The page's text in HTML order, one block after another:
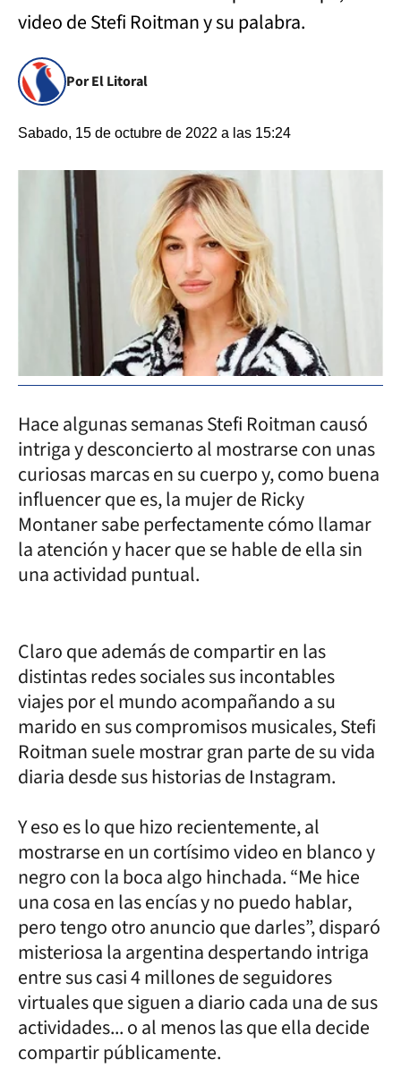
video de Stefi Roitman y su palabra.
Por El Litoral
Sabado, 15 de octubre de 2022 a las 15:24
Hace algunas semanas Stefi Roitman causó
intriga y desconcierto al mostrarse con unas
curiosas marcas en su cuerpo y, como buena
influencer que es, la mujer de Ricky
Montaner sabe perfectamente cómo llamar
la atención y hacer que se hable de ella sin
una actividad puntual.
Claro que además de compartir en las
distintas redes sociales sus incontables
viajes por el mundo acompañando a su
marido en sus compromisos musicales, Stefi
Roitman suele mostrar gran parte de su vida
diaria desde sus historias de Instagram.
Y eso es lo que hizo recientemente, al
mostrarse en un cortísimo video en blanco y
negro con la boca algo hinchada. “Me hice
una cosa en las encías y no puedo hablar,
pero tengo otro anuncio que darles”, disparó
misteriosa la argentina despertando intriga
entre sus casi 4 millones de seguidores
virtuales que siguen a diario cada una de sus
actividades... o al menos las que ella decide
compartir públicamente.